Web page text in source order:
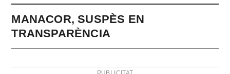
MANACOR, SUSPÈS EN
TRANSPARÈNCIA